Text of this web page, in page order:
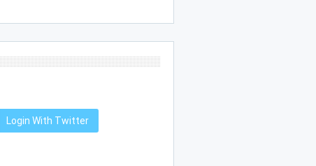
Login With Twitter